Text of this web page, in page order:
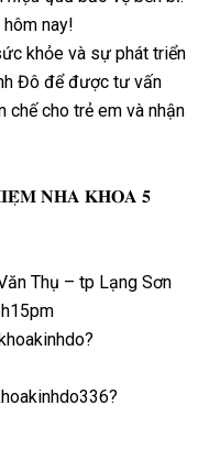
nay!
khỏe và sự phát triển
Đô để được tư vấn
chế cho trẻ em và nhận
𝐍𝐇𝐀 𝐊𝐇𝐎𝐀 𝟓
Thụ – tp Lạng Sơn